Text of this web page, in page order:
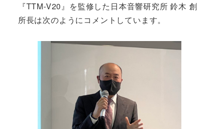
『TTM-V20』を監修した日本音響研究所 鈴木 創
所長は次のようにコメントしています。